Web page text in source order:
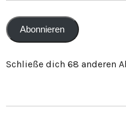
Abonnieren
Schließe dich 68 anderen